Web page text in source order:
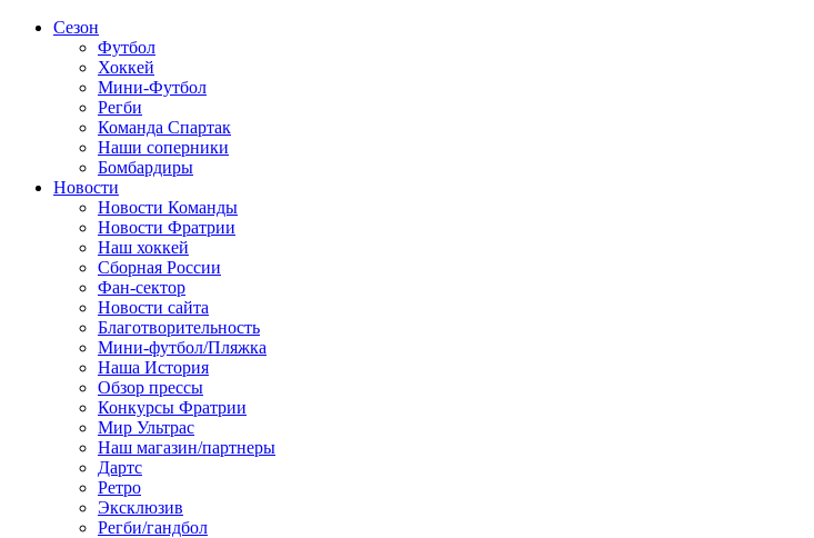
Сезон
Футбол
Хоккей
Мини-Футбол
Регби
Команда Спартак
Наши соперники
Бомбардиры
Новости
Новости Команды
Новости Фратрии
Наш хоккей
Сборная России
Фан-cектор
Новости сайта
Благотворительность
Мини-футбол/Пляжка
Наша История
Обзор прессы
Конкурсы Фратрии
Мир Ультрас
Наш магазин/партнеры
Дартс
Ретро
Эксклюзив
Регби/гандбол